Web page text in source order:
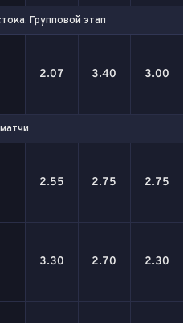
Групповой этап
2.07 3.40 3.00
2.55 2.75 2.75
3.30 2.70 2.30